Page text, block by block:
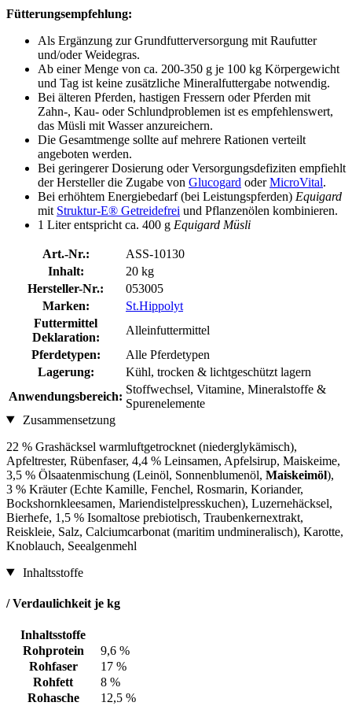
Fütterungsempfehlung:
Als Ergänzung zur Grundfutterversorgung mit Raufutter
und/oder Weidegras.
Ab einer Menge von ca. 200-350 g je 100 kg Körpergewicht
und Tag ist keine zusätzliche Mineralfuttergabe notwendig.
Bei älteren Pferden, hastigen Fressern oder Pferden mit
Zahn-, Kau- oder Schlundproblemen ist es empfehlenswert,
das Müsli mit Wasser anzureichern.
Die Gesamtmenge sollte auf mehrere Rationen verteilt
angeboten werden.
Bei geringerer Dosierung oder Versorgungsdefiziten empfiehlt
der Hersteller die Zugabe von Glucogard oderMicroVital.
Bei erhöhtem Energiebedarf (bei Leistungspferden) Equigard
mit Struktur-E® Getreidefrei und Pflanzenölen kombinieren.
1 Liter entspricht ca. 400 g Equigard Müsli
Art.-Nr.:
ASS-10130
Inhalt:
20 kg
Hersteller-Nr.:
053005
Marken:
St.Hippolyt
Futtermittel
Deklaration:
Alleinfuttermittel
Pferdetypen:
Alle Pferdetypen
Lagerung:
Kühl, trocken & lichtgeschützt lagern
Anwendungsbereich:
Stoffwechsel, Vitamine, Mineralstoffe &
Spurenelemente
Zusammensetzung
22 % Grashäcksel warmluftgetrocknet (niederglykämisch),
Apfeltrester, Rübenfaser, 4,4 % Leinsamen, Apfelsirup, Maiskeime,
3,5 % Ölsaatenmischung (Leinöl, Sonnenblumenöl, Maiskeimöl),
3 % Kräuter (Echte Kamille, Fenchel, Rosmarin, Koriander,
Bockshornkleesamen, Mariendistelpresskuchen), Luzernehäcksel,
Bierhefe, 1,5 % Isomaltose prebiotisch, Traubenkernextrakt,
Reiskleie, Salz, Calciumcarbonat (maritim undmineralisch), Karotte,
Knoblauch, Seealgenmehl
Inhaltsstoffe
/ Verdaulichkeit je kg
Inhaltsstoffe
Rohprotein
9,6 %
Rohfaser
17 %
Rohfett
8 %
Rohasche
12,5 %